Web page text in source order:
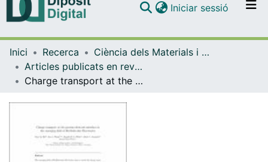
Navega per tot el DD
Contacte
Iniciar sessió (current)
Inici Recerca
Ciència dels Materials i Química Física
Articles publicats en revistes (Ciència dels Materials i Química Física)
Charge transport at the protein-electrode interface in the emerging field of biomolecular electronics